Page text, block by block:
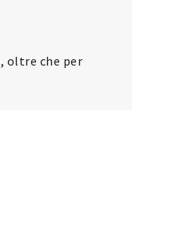
, oltre che per